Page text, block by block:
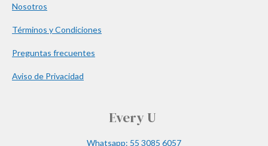
Nosotros
Términos y Condiciones
Preguntas frecuentes
Aviso de Privacidad
Every U
Whatsapp: 55 3085 6057